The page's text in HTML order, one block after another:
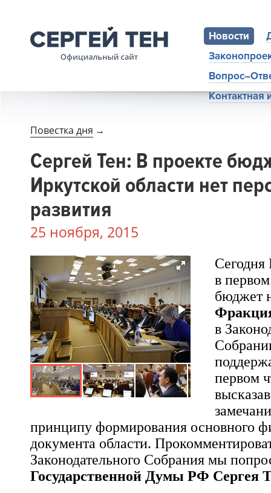
Новости
Повестка дня →
Сергей Тен: В проекте
Иркутской области нет
развития
25 ноября, 2015
Сегодня
в
бюджет
в
первом
принципу формирования основного
документа области.
Законодательного Собрания мы
Государственной Думы РФ Сергея